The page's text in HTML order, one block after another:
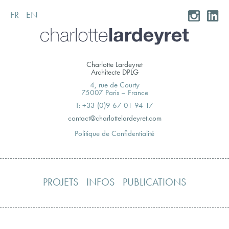
Skip
to
FR EN
Charlotte Lardeyret
Architecte DPLG
4, rue de Courty
75007 Paris – France
T: +33 (0)9 67 01 94 17
moc.teryedralettolrahc@tcatnoc
Politique de Confidentialité
PROJETS INFOS PUBLICATIONS